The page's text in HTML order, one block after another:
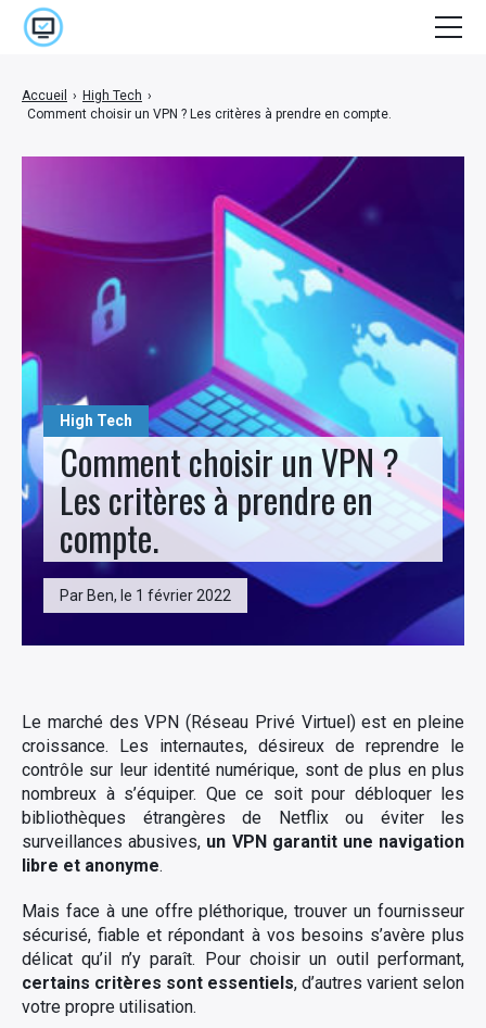
High Tech
Comment choisir un VPN ?
Les critères à prendre en
compte.
Par Ben, le 1 février 2022
Accueil › High Tech ›
Comment choisir un VPN ? Les critères à prendre en compte.
Le marché des VPN (Réseau Privé Virtuel) est en pleine
croissance. Les internautes, désireux de reprendre le
contrôle sur leur identité numérique, sont de plus en plus
nombreux à s’équiper. Que ce soit pour débloquer les
bibliothèques étrangères de Netflix ou éviter les
surveillances abusives, un VPN garantit une navigation
libre et anonyme.
Mais face à une offre pléthorique, trouver un fournisseur
sécurisé, fiable et répondant à vos besoins s’avère plus
délicat qu’il n’y paraît. Pour choisir un outil performant,
certains critères sont essentiels, d’autres varient selon
votre propre utilisation.
Cinéma
Jeux Vidéo
Séries
Stuff